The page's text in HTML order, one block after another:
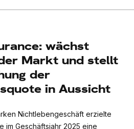
wächst
Markt und stellt
der
in Aussicht
Nichtlebengeschäft erzielte
im Geschäftsjahr 2025 eine